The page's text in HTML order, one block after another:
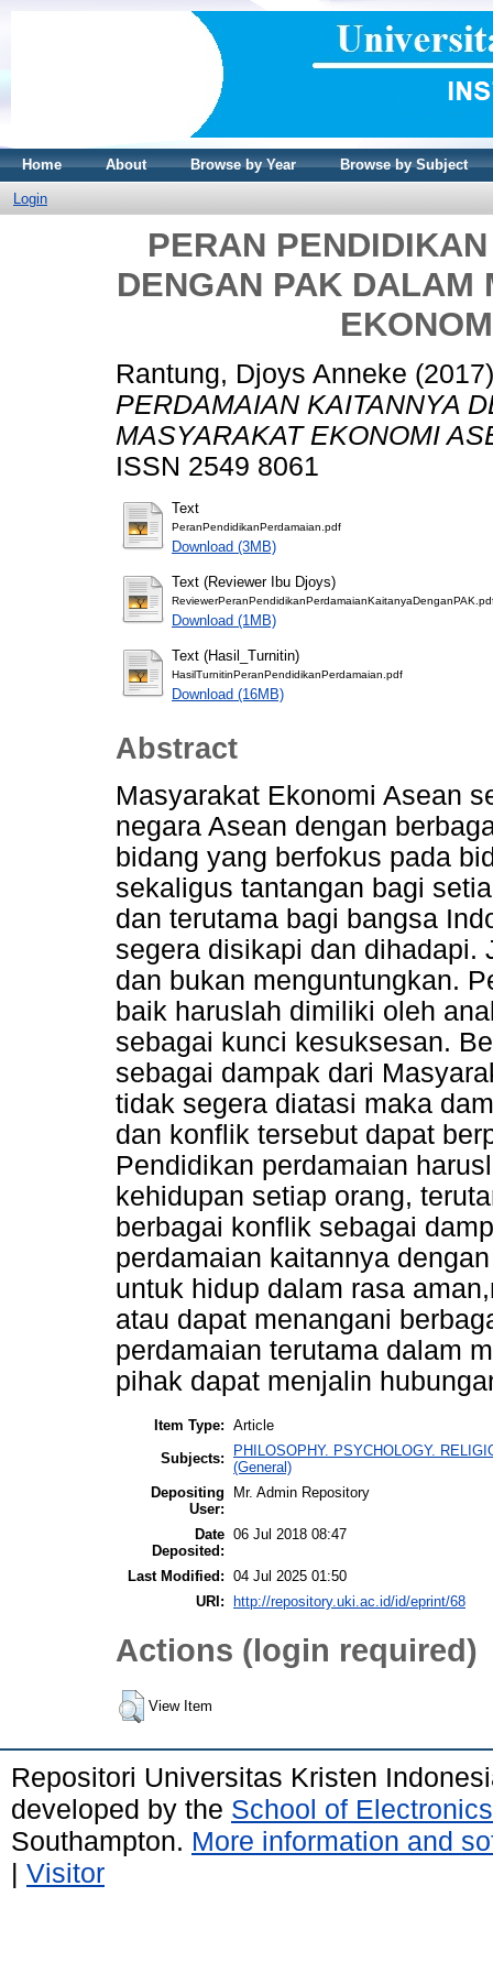
Home About Browse by Year Browse by Subject
Login
PERAN
DENGAN PAK DALAM
Rantung, Djoys Anneke
PERDAMAIAN KAITANNYA
MASYARAKAT EKONOMI
ISSN 2549 8061
Text
PeranPendidikanPerdamaian.pdf
Download (3MB)
Text (Reviewer Ibu Djoys)
Download (1MB)
Text (Hasil_Turnitin)
HasilTurnitinPeranPendidikanPerdamaian.pdf
Download (16MB)
Abstract
Masyarakat Ekonomi Asean
negara Asean dengan
bidang yang berfokus pada
sekaligus tantangan bagi
dan terutama bagi bangsa
segera disikapi dan dihadapi.
dan bukan menguntungkan.
baik haruslah dimiliki oleh
sebagai kunci kesuksesan.
sebagai dampak dari
tidak segera diatasi maka
dan konflik tersebut dapat
Pendidikan perdamaian
kehidupan setiap orang,
berbagai konflik sebagai
perdamaian kaitannya
untuk hidup dalam rasa
atau dapat menangani
perdamaian terutama dalam
pihak dapat menjalin
Item Type: Article
Subjects:
PHILOSOPHY. PSYCHOLOGY.
(General)
Depositing
User:
Mr. Admin Repository
Date
Deposited:
06 Jul 2018 08:47
Last Modified: 04 Jul 2025 01:50
URI:
http://repository.uki.ac.id/id/eprint/68
Actions (login required)
View Item
Repositori Universitas Kristen
developed by the School of
Southampton. More information and
| Visitor